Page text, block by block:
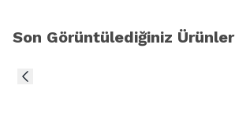
Son Görüntülediğiniz Ürünler